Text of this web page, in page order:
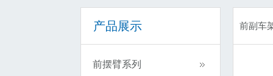
产品展示
前摆臂系列
前副车